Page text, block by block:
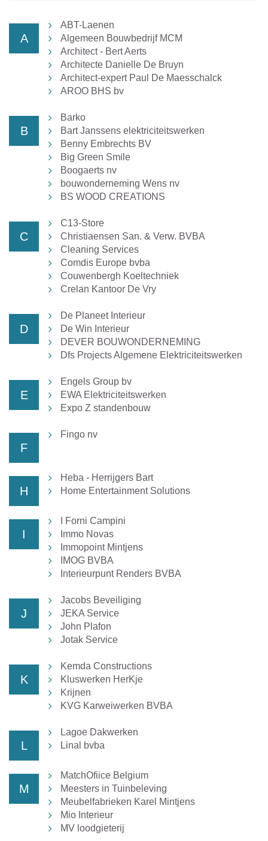
A
ABT-Laenen
Algemeen Bouwbedrijf MCM
Architect - Bert Aerts
Architecte Danielle De Bruyn
Architect-expert Paul De Maesschalck
AROO BHS bv
B
Barko
Bart Janssens elektriciteitswerken
Benny Embrechts BV
Big Green Smile
Boogaerts nv
bouwonderneming Wens nv
BS WOOD CREATIONS
C
C13-Store
Christiaensen San. & Verw. BVBA
Cleaning Services
Comdis Europe bvba
Couwenbergh Koeltechniek
Crelan Kantoor De Vry
D
De Planeet Interieur
De Win Interieur
DEVER BOUWONDERNEMING
Dfs Projects Algemene Elektriciteitswerken
E
Engels Group bv
EWA Elektriciteitswerken
Expo Z standenbouw
F
Fingo nv
H
Heba - Herrijgers Bart
Home Entertainment Solutions
I
I Forni Campini
Immo Novas
Immopoint Mintjens
IMOG BVBA
Interieurpunt Renders BVBA
J
Jacobs Beveiliging
JEKA Service
John Plafon
Jotak Service
K
Kemda Constructions
Kluswerken HerKje
Krijnen
KVG Karweiwerken BVBA
L
Lagoe Dakwerken
Linal bvba
M
MatchOfiice Belgium
Meesters in Tuinbeleving
Meubelfabrieken Karel Mintjens
Mio Interieur
MV loodgieterij